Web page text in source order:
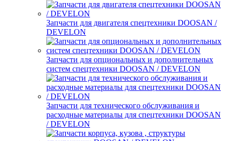
Запчасти для двигателя спецтехники DOOSAN /
DEVELON
Запчасти для опциональных и дополнительных
систем спецтехники DOOSAN / DEVELON
Запчасти для технического обслуживания и
расходные материалы для спецтехники DOOSAN
/ DEVELON